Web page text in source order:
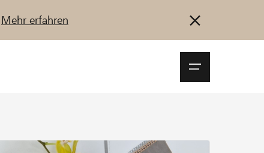
Mehr erfahren